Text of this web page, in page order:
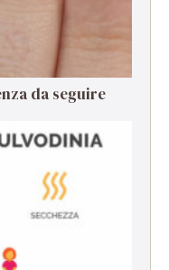
da seguire